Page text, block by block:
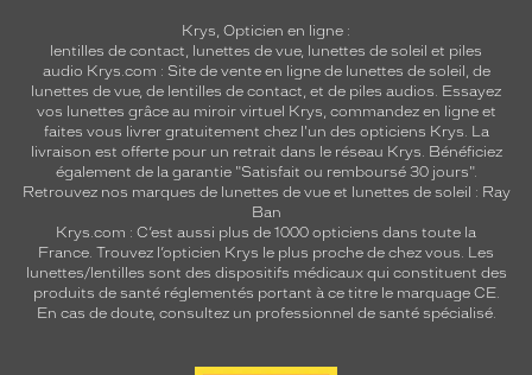
Krys, Opticien en ligne :
lentilles de contact lunettes de vue, lunettes de soleil et piles
audio Krys.com : Site de vente en ligne de lunettes de soleil, de
lunettes de vue, de lentilles de contact , et de piles audios. Essayez
vos lunettes grâce au miroir virtuel Krys, commandez en ligne et
faites vous livrer gratuitement chez l'un des opticiens Krys. La
livraison est offerte pour un retrait dans le réseau Krys. Bénéficiez
également de la garantie "Satisfait ou remboursé 30 jours".
Retrouvez nos marques de lunettes de vue et lunettes de soleil : Ray
Ban
Krys.com : C’est aussi plus de 1000 opticiens dans toute la
France. Trouvez l’opticien Krys le plus proche de chez vous . Les
lunettes/lentilles sont des dispositifs médicaux qui constituent des
produits de santé réglementés portant à ce titre le marquage CE.
En cas de doute, consultez un professionnel de santé spécialisé.